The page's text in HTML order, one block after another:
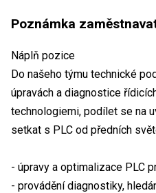
Poznámka
Náplň pozice
Do našeho týmu technické
úpravách a diagnostice
technologiemi, podílet se na
setkat s PLC od předních
- úpravy a optimalizace PLC
- provádění diagnostiky,